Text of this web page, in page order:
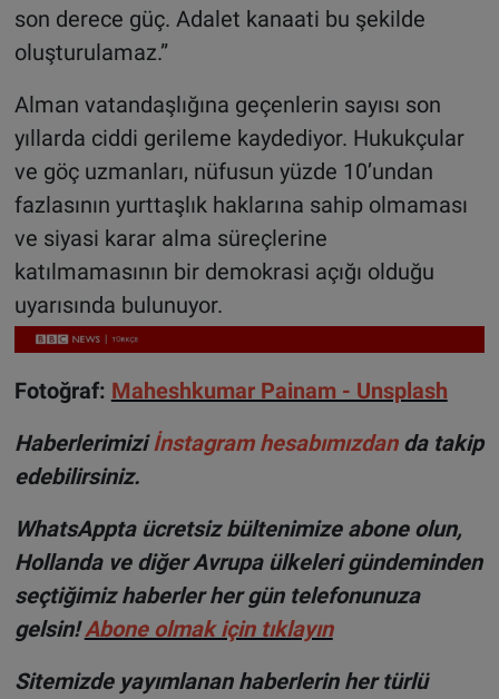
son derece güç. Adalet kanaati bu şekilde
oluşturulamaz.”
Alman vatandaşlığına geçenlerin sayısı son
yıllarda ciddi gerileme kaydediyor. Hukukçular
ve göç uzmanları, nüfusun yüzde 10’undan
fazlasının yurttaşlık haklarına sahip olmaması
ve siyasi karar alma süreçlerine
katılmamasının bir demokrasi açığı olduğu
uyarısında bulunuyor.
Fotoğraf: Maheshkumar Painam - Unsplash
Haberlerimiziİnstagram hesabımızdanda takip
edebilirsiniz.
WhatsAppta ücretsiz bültenimize abone olun,
Hollanda ve diğer Avrupa ülkeleri gündeminden
seçtiğimiz haberler her gün telefonunuza
gelsin!Abone olmak için tıklayın
Sitemizde yayımlanan haberlerin her türlü